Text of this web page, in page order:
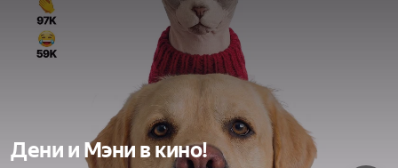
Дени и Мэни в кино!